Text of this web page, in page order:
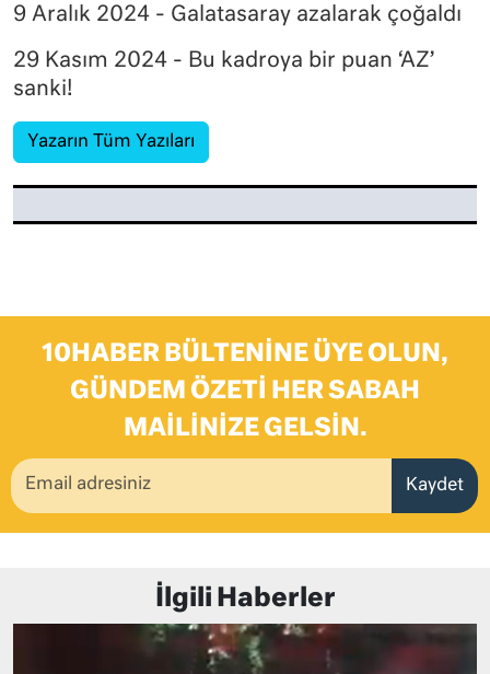
9 Aralık 2024 - Galatasaray azalarak çoğaldı
29 Kasım 2024 - Bu kadroya bir puan ‘AZ’
sanki!
Yazarın Tüm Yazıları
10HABER BÜLTENINE ÜYE OLUN,
GÜNDEM ÖZETI HER SABAH
MAILINIZE GELSIN.
Kaydet
İlgili Haberler